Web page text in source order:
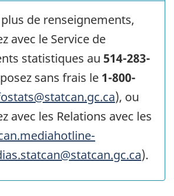
de renseignements,
avec le Service de
statistiques au 514-283-
sans frais le 1-800-
), ou
avec les Relations avec les
).